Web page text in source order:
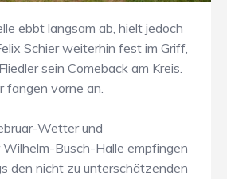
ebbt langsam ab, hielt jedoch
Schier weiterhin fest im Griff,
sein Comeback am Kreis.
fangen vorne an.
Wetter und
Busch-Halle empfingen
den nicht zu unterschätzenden